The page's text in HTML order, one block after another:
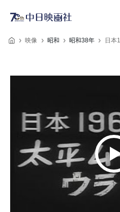
映像 昭和 昭和38年 日本